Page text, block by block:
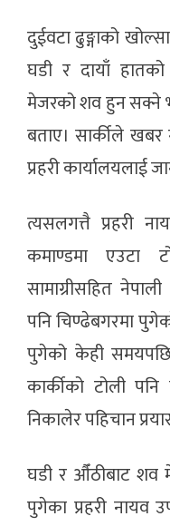
दुईवटा ढुङ्गाको
घडी र दायाँ
मेजरको शव हुन सक्ने
बताए। सार्कीले खबर
प्रहरी कार्यालयलाई
त्यसलगत्तै प्रहरी
कमाण्डमा एउटा
सामाग्रीसहित
पनि चिण्ढेबगरमा
पुगेको केही
कार्कीको टोली
निकालेर पहिचान
घडी र औँठीबाट शव
पुगेका प्रहरी नायव